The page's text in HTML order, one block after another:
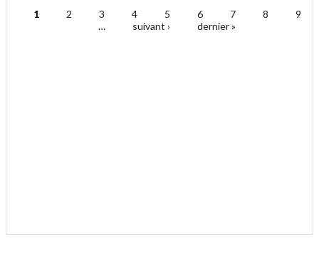
ami
Pages
1 2 3 4 5 6 7 8
9
…
suivant › dernier »